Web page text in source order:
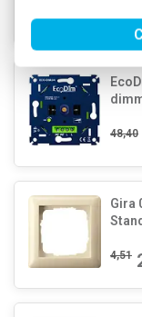
48,40
Gira
4,51